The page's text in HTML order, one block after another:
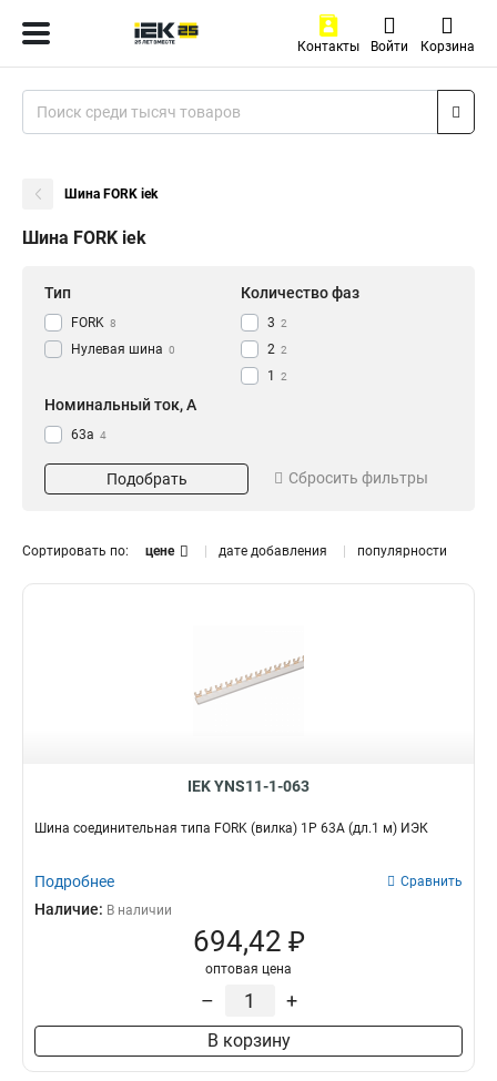
Контакты Войти Корзина
Шина FORK iek
Шина FORK iek
Тип
FORK 8
Нулевая шина 0
Количество фаз
3 2
2 2
1 2
Номинальный ток, А
63а 4
100a 4
Подобрать Сбросить фильтры
Сортировать по: цене дате добавления популярности
IEK YNS11-1-063
Шина соединительная типа FORK (вилка) 1Р 63А (дл.1 м) ИЭК
Подробнее Сравнить
Наличие: В наличии
694,42 ₽
оптовая цена
– +
В корзину